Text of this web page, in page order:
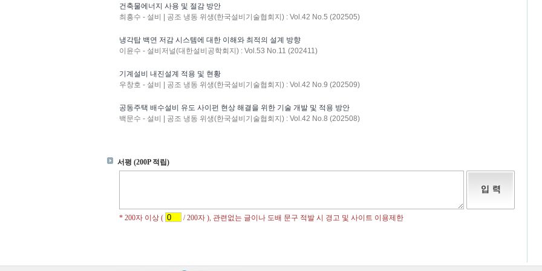
건축물에너지 사용 및 절감 방안
최흥수 - 설비 | 공조 냉동 위생(한국설비기술협회지) : Vol.42 No.5 (202505)
냉각탑 백연 저감 시스템에 대한 이해와 최적의 설계 방향
이윤수 - 설비저널(대한설비공학회지) : Vol.53 No.11 (202411)
기계설비 내진설계 적용 및 현황
우창호 - 설비 | 공조 냉동 위생(한국설비기술협회지) : Vol.42 No.9 (202509)
공동주택 배수설비 유도 사이펀 현상 해결을 위한 기술 개발 및 적용 방안
백문수 - 설비 | 공조 냉동 위생(한국설비기술협회지) : Vol.42 No.8 (202508)